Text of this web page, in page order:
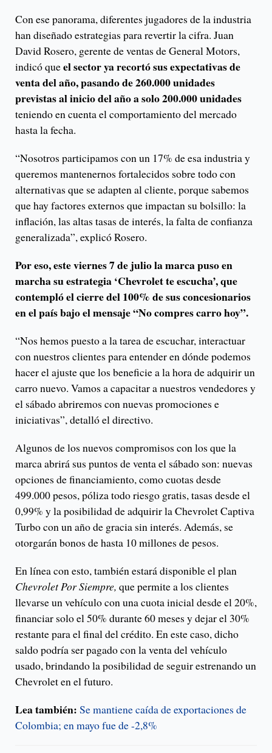
Con ese panorama, diferentes jugadores de la industria
han diseñado estrategias para revertir la cifra. Juan
David Rosero, gerente de ventas de General Motors,
indicó queel sector ya recortó sus expectativas de
venta del año, pasando de 260.000 unidades
previstas al inicio del año a solo 200.000 unidades
teniendo en cuenta el comportamiento del mercado
hasta la fecha.
“Nosotros participamos con un 17% de esa industria y
queremos mantenernos fortalecidos sobre todo con
alternativas que se adapten al cliente, porque sabemos
que hay factores externos que impactan su bolsillo: la
inflación, las altas tasas de interés, la falta de confianza
generalizada”, explicó Rosero.
Por eso, este viernes 7 de julio la marca puso en
marcha su estrategia ‘Chevrolet te escucha’, que
contempló el cierre del 100% de sus concesionarios
en el país bajo el mensaje “No compres carro hoy”.
“Nos hemos puesto a la tarea de escuchar, interactuar
con nuestros clientes para entender en dónde podemos
hacer el ajuste que los beneficie a la hora de adquirir un
carro nuevo. Vamos a capacitar a nuestros vendedores y
el sábado abriremos con nuevas promociones e
iniciativas”, detalló el directivo.
Algunos de los nuevos compromisos con los que la
marca abrirá sus puntos de venta el sábado son: nuevas
opciones de financiamiento, como cuotas desde
499.000 pesos, póliza todo riesgo gratis, tasas desde el
0,99% y la posibilidad de adquirir la Chevrolet Captiva
Turbo con un año de gracia sin interés. Además, se
otorgarán bonos de hasta 10 millones de pesos.
En línea con esto, también estará disponible el plan
Chevrolet Por Siempre, que permite a los clientes
llevarse un vehículo con una cuota inicial desde el 20%,
financiar solo el 50% durante 60 meses y dejar el 30%
restante para el final del crédito. En este caso, dicho
saldo podría ser pagado con la venta del vehículo
usado, brindando la posibilidad de seguir estrenando un
Chevrolet en el futuro.
Lea también: Se mantiene caída de exportaciones de
Colombia; en mayo fue de -2,8%